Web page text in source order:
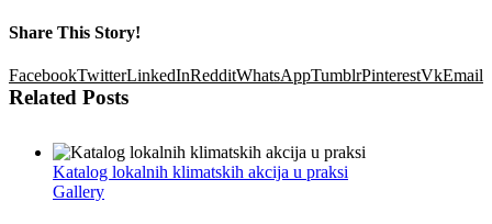
Share This Story!
FacebookTwitterLinkedInRedditWhatsAppTumblrPinterestVkEmail
Related Posts
Katalog lokalnih klimatskih akcija u praksi
Gallery